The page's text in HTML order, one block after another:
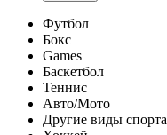
Футбол
Бокс
Games
Баскетбол
Теннис
Авто/Мото
Другие виды спорта